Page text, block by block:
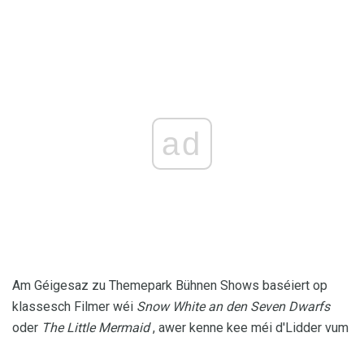
ad
Am Géigesaz zu Themepark Bühnen Shows baséiert op
klassesch Filmer wéi Snow White an den Seven Dwarfs
oder The Little Mermaid, awer kenne kee méi d'Lidder vum